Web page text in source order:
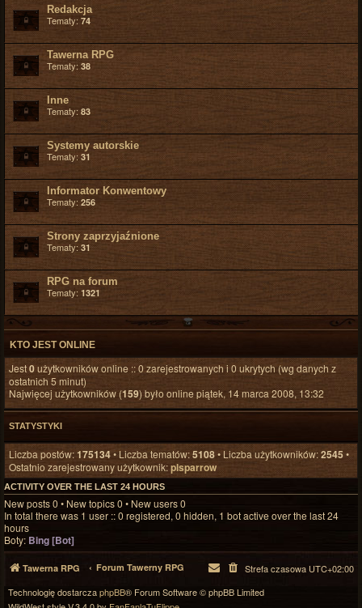
Redakcja
Tematy: 74
Tawerna RPG
Tematy: 38
Inne
Tematy: 83
Systemy autorskie
Tematy: 31
Informator Konwentowy
Tematy: 256
Strony zaprzyjaźnione
Tematy: 31
RPG na forum
Tematy: 1321
KTO JEST ONLINE
Jest0użytkowników online :: 0 zarejestrowanych i 0 ukrytych (wg danych z
ostatnich 5 minut)
Najwięcej użytkowników (159) było online piątek, 14 marca 2008, 13:32
STATYSTYKI
Liczba postów:175134• Liczba tematów:5108• Liczba użytkowników:2545•
Ostatnio zarejestrowany użytkownik:plsparrow
ACTIVITY OVER THE LAST 24 HOURS
New posts 0 • New topics 0 • New users 0
In total there was 1 user :: 0 registered, 0 hidden, 1 bot active over the last 24
hours
Boty: Bing [Bot]
Tawerna RPG Forum Tawerny RPG Strefa czasowa UTC+02:00
Technologię dostarczaphpBB® Forum Software © phpBB Limited